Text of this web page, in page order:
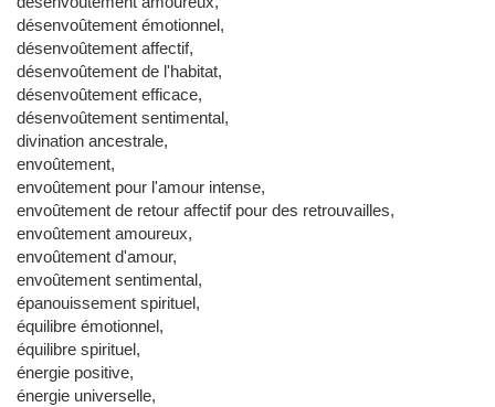
désenvoûtement émotionnel,
désenvoûtement affectif,
désenvoûtement de l'habitat,
désenvoûtement efficace,
désenvoûtement sentimental,
divination ancestrale,
envoûtement,
envoûtement pour l'amour intense,
envoûtement de retour affectif pour des retrouvailles,
envoûtement amoureux,
envoûtement d'amour,
envoûtement sentimental,
épanouissement spirituel,
équilibre émotionnel,
équilibre spirituel,
énergie positive,
énergie universelle,